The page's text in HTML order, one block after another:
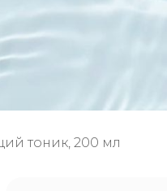
тоник, 200 мл